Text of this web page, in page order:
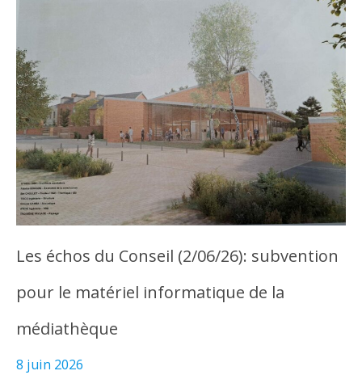
Les échos du Conseil (2/06/26): subvention
pour le matériel informatique de la
médiathèque
8 juin 2026